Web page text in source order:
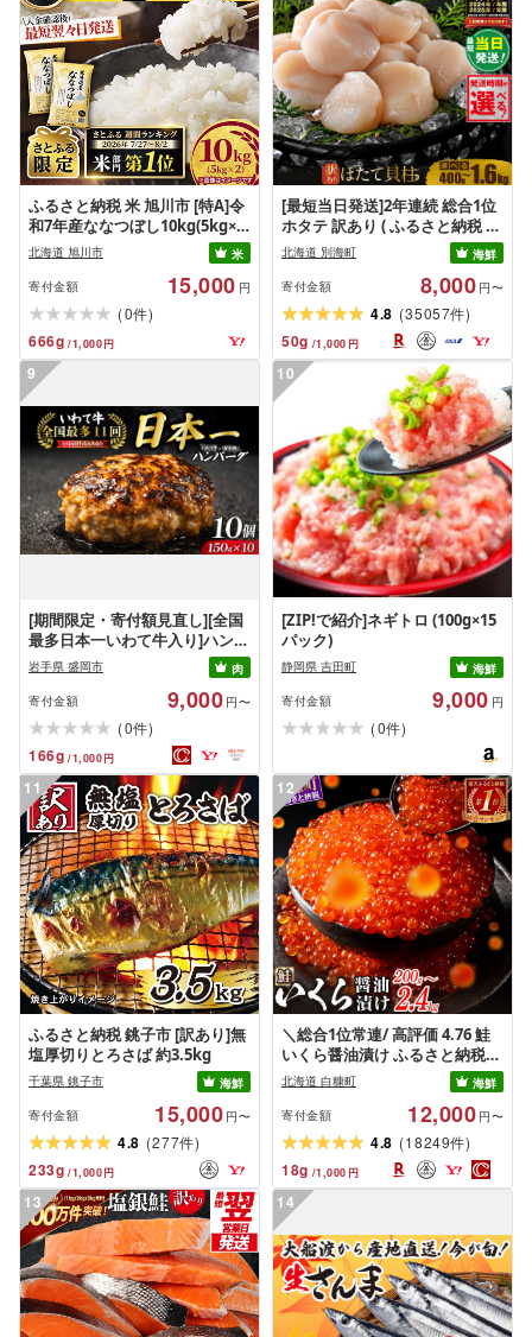
ふるさと納税 米 旭川市 [特A]令
和7年産ななつぼし10kg(5kg×2)
北海道旭川産 米 お米[さとふる
限定]_05957
北海道 旭川市
米
寄付金額
15,000 円
(0件)
666g /1,000円
[最短当日発送]2年連続 総合1位
ホタテ 訳あり ( ふるさと納税 ほ
たて ふるさと納税 訳あり 帆立
ふるさと わけあり ホタテ貝柱
貝 人気 不揃い 刺身 規格外 魚介
ランキング 海鮮 冷凍 発送時期
が選べる 北海道 別海町 )(クラウ
ドファンディング対象)
北海道 別海町
海鮮
寄付金額
8,000 円〜
4.8 (35057件)
50g /1,000 円
9
[期間限定・寄付額見直し][全国
最多日本一いわて牛入り]ハンバ
ーグ 1.5kg(150g×10個) いわて
牛 × 岩中豚 ハンバーグ 合挽き
合い挽き 黒毛和牛 人気 冷凍 個
包装 小分け 冷凍 牛肉 豚肉 和牛
ビーフ ポーク はんばーぐ 挽肉
お肉 ミンチ 肉 お弁当 hannba-
gu ランキング 1位 1万円以下 岩
手県 盛岡市 東北 岩手 盛岡
shikoku001k
岩手県 盛岡市
肉
寄付金額
9,000 円〜
(0件)
166g /1,000円
10
[ZIP!で紹介]ネギトロ (100g×15
パック)
静岡県 吉田町
海鮮
寄付金額
9,000 円
(0件)
11
ふるさと納税 銚子市 [訳あり]無
塩厚切りとろさば 約3.5kg
千葉県 銚子市
海鮮
寄付金額
15,000 円〜
4.8 (277件)
233g /1,000円
12
＼総合1位常連/ 高評価 4.76 鮭
いくら醤油漬け ふるさと納税
いくら 200g / 400g / 800g /
1.6kg / 2.4kg 200g パック[選べ
る容量] 醤油漬け 海鮮 イクラ 小
分け ふるさと ランキング 人気
ギフト 高評価 ふるさと納税 北
海道 白糠町
北海道 白糠町
海鮮
寄付金額
12,000 円〜
4.8 (18249件)
18g /1,000 円
13 14